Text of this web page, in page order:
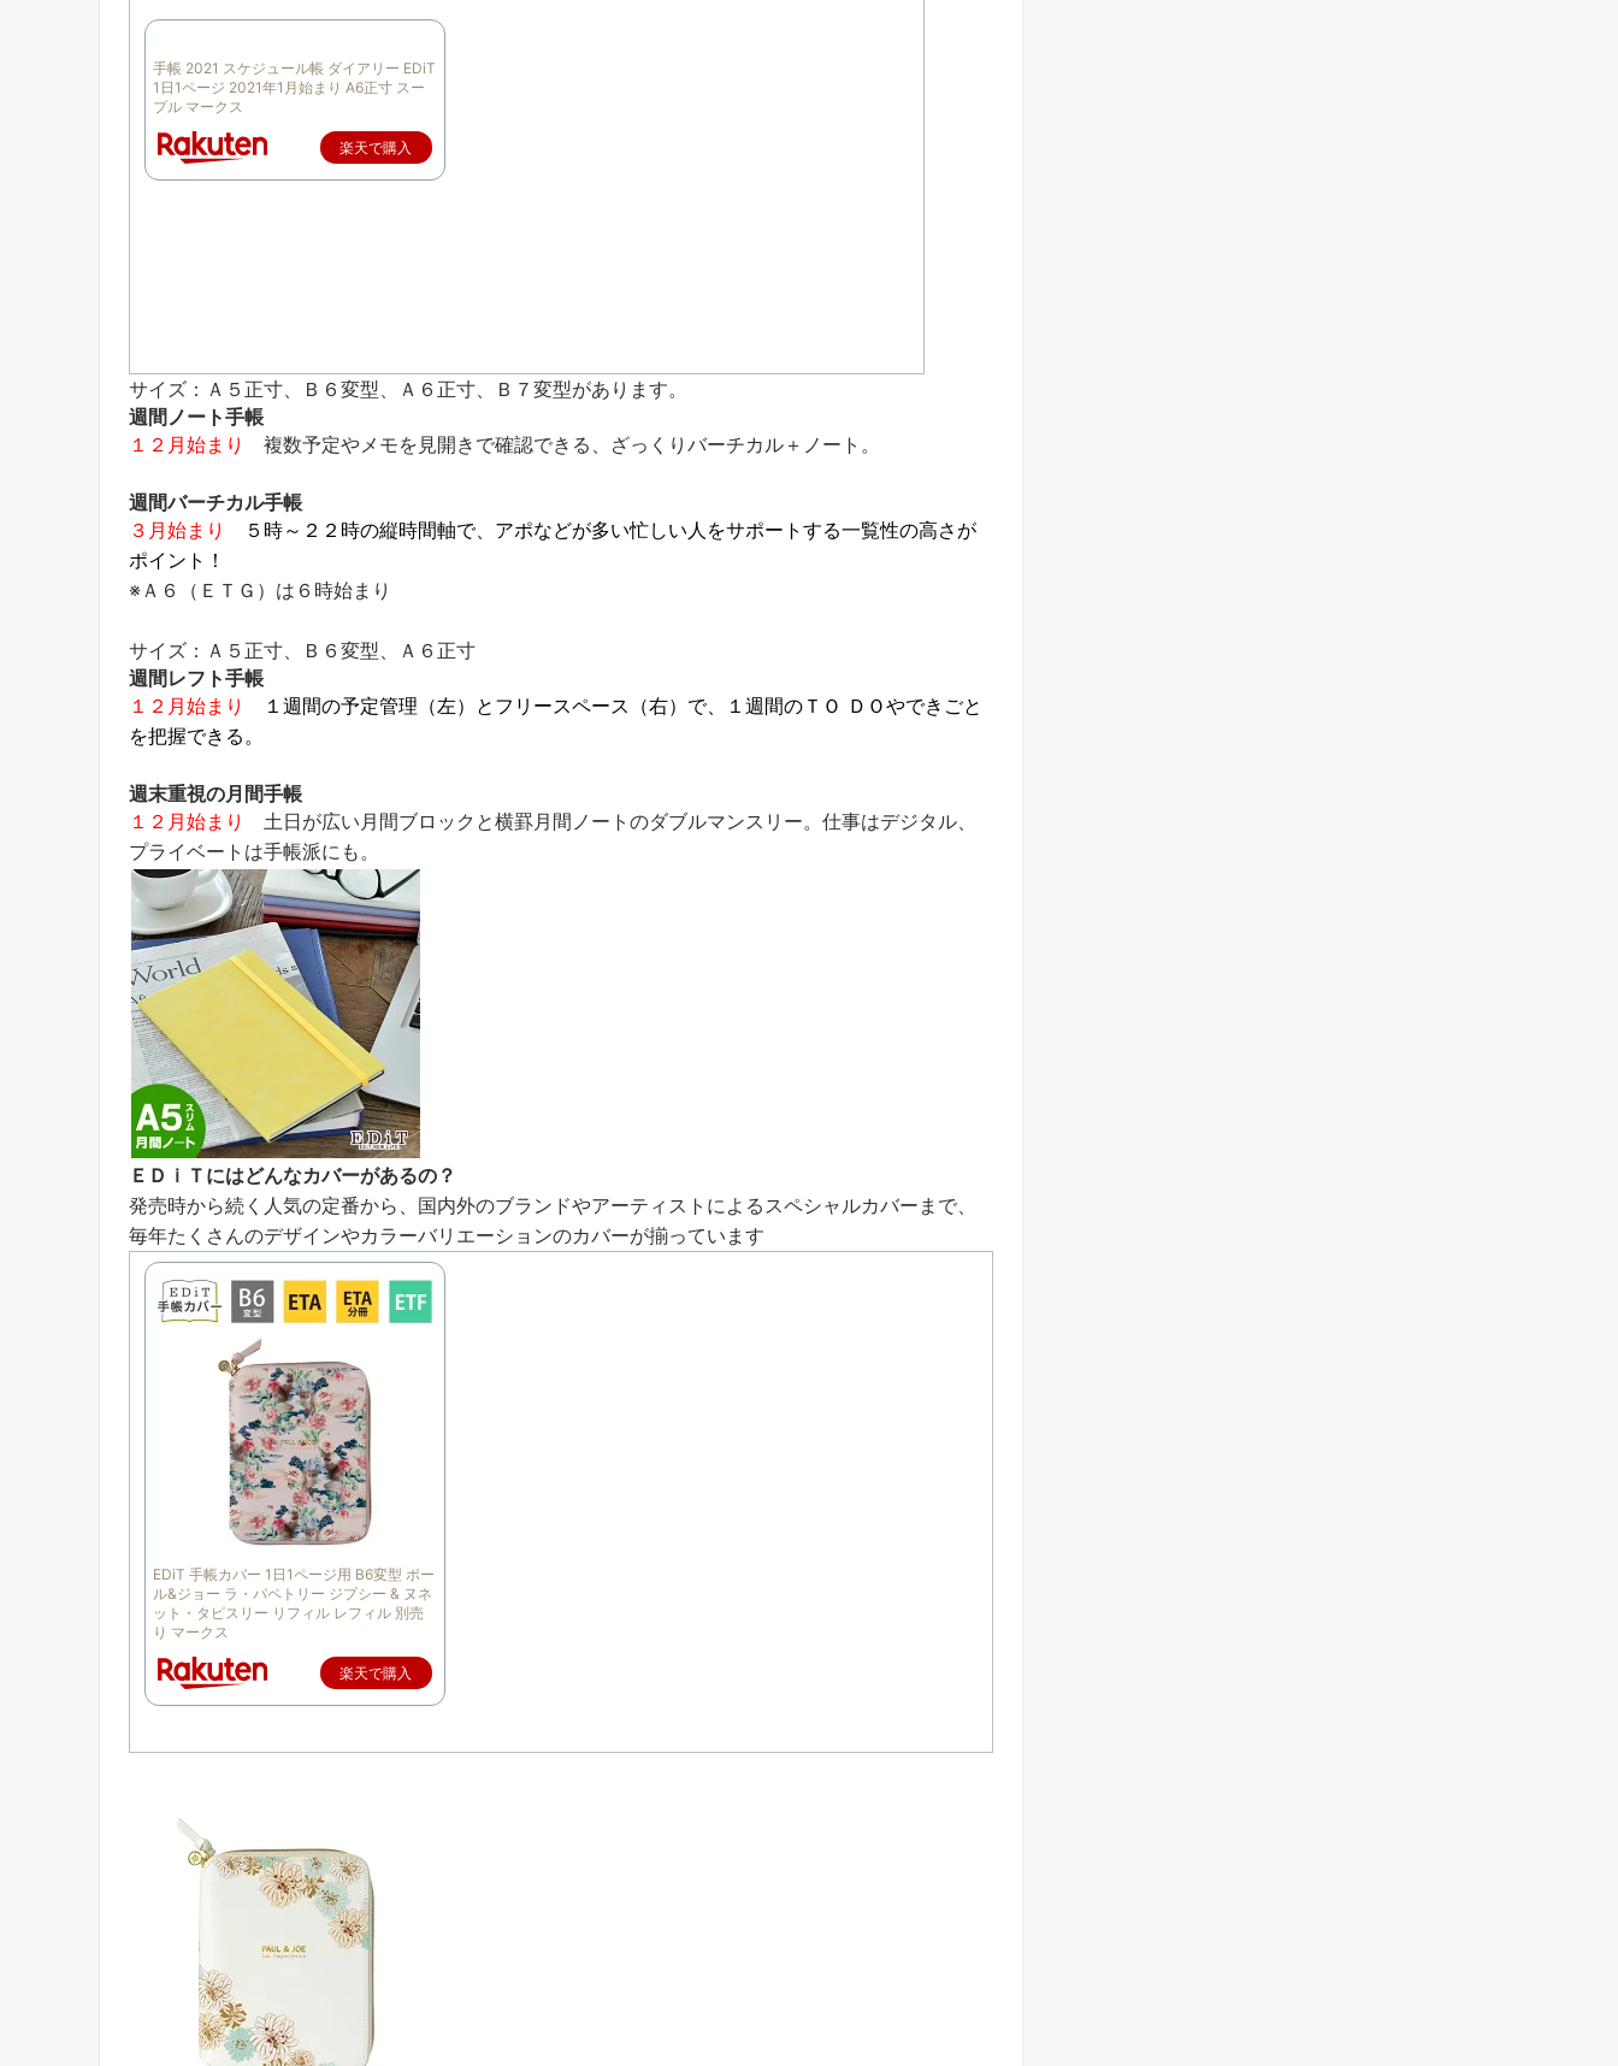
手帳 2021 スケジュール帳 ダイアリー EDiT
1日1ページ 2021年1月始まり A6正寸 スー
プル マークス
楽天で購入
サイズ：Ａ５正寸、Ｂ６変型、Ａ６正寸、Ｂ７変型があります。
週間ノート手帳
１２月始まり
複数予定やメモを見開きで確認できる、ざっくりバーチカル＋ノート。
週間バーチカル手帳
３月始まり
５時～２２時の縦時間軸で、アポなどが多い忙しい人をサポートする一覧性の高さが
ポイント！
※Ａ６（ＥＴＧ）は６時始まり
サイズ：Ａ５正寸、Ｂ６変型、Ａ６正寸
週間レフト手帳
１２月始まり
１週間の予定管理（左）とフリースペース（右）で、１週間のＴＯ ＤＯやできごと
を把握できる。
週末重視の月間手帳
１２月始まり
土日が広い月間ブロックと横罫月間ノートのダブルマンスリー。仕事はデジタル、
プライベートは手帳派にも。
ＥＤｉＴにはどんなカバーがあるの？
発売時から続く人気の定番から、国内外のブランドやアーティストによるスペシャルカバーまで、
毎年たくさんのデザインやカラーバリエーションのカバーが揃っています
EDiT 手帳カバー 1日1ページ用 B6変型 ポー
ル&ジョー ラ・パペトリー ジプシー & ヌネ
ット・タピスリー リフィル レフィル 別売
り マークス
楽天で購入